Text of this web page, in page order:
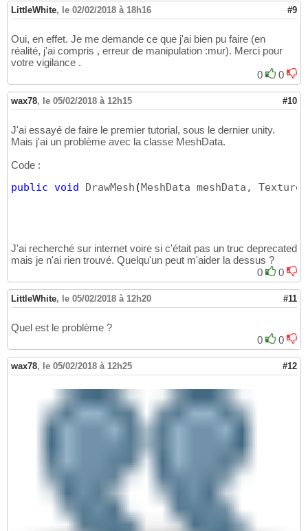
LittleWhite, le 02/02/2018 à 18h16 #9
Oui, en effet. Je me demande ce que j'ai bien pu faire (en
réalité, j'ai compris , erreur de manipulation :mur). Merci pour
votre vigilance .
0
0
wax78, le 05/02/2018 à 12h15 #10
J'ai essayé de faire le premier tutorial, sous le dernier unity.
Mais j'ai un problème avec la classe MeshData.
Code :
public void DrawMesh (MeshData meshData,
J'ai recherché sur internet voire si c'était pas un truc deprecated
mais je n'ai rien trouvé. Quelqu'un peut m'aider la dessus ?
0
0
LittleWhite, le 05/02/2018 à 12h20 #11
Quel est le problème ?
0
0
wax78, le 05/02/2018 à 12h25 #12